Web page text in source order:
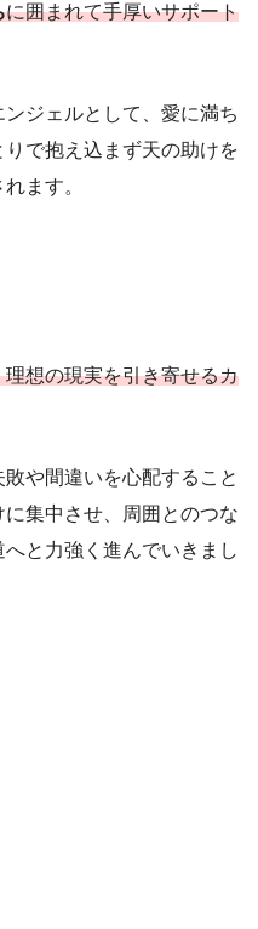
に囲まれて手厚いサポート
ジェルとして、愛に満ち
で抱え込まず天の助けを
ます。
理想の現実を引き寄せるカ
や間違いを心配すること
集中させ、周囲とのつな
と力強く進んでいきまし